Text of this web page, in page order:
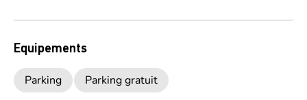
Equipements
Parking Parking gratuit